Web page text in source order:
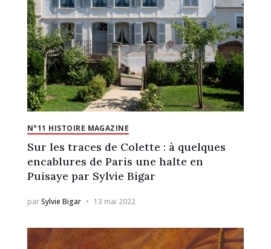
N°11 HISTOIRE MAGAZINE
Sur les traces de Colette : à quelques
encablures de Paris une halte en
Puisaye par Sylvie Bigar
parSylvie Bigar 13 mai 2022